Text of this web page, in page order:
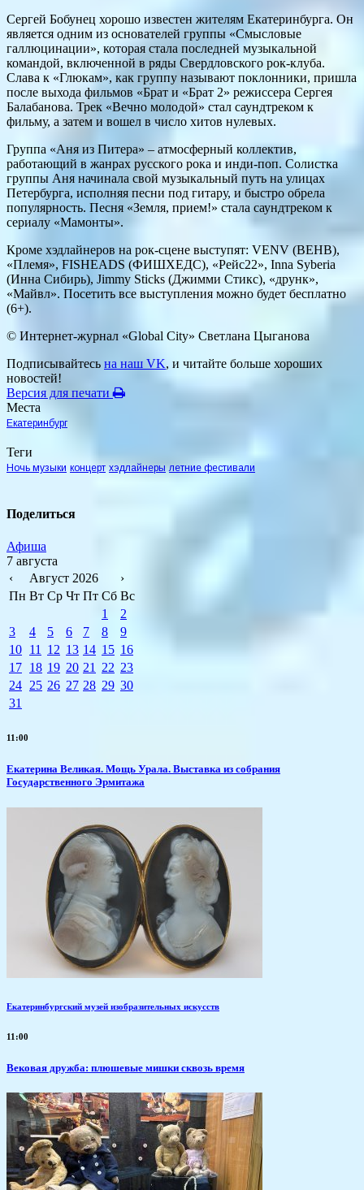
Сергей Бобунец хорошо известен жителям Екатеринбурга. Он
является одним из основателей группы «Смысловые
галлюцинации», которая стала последней музыкальной
командой, включенной в ряды Свердловского рок-клуба.
Слава к «Глюкам», как группу называют поклонники, пришла
после выхода фильмов «Брат и «Брат 2» режиссера Сергея
Балабанова. Трек «Вечно молодой» стал саундтреком к
фильму, а затем и вошел в число хитов нулевых.
Группа «Аня из Питера» – атмосферный коллектив,
работающий в жанрах русского рока и инди-поп. Солистка
группы Аня начинала свой музыкальный путь на улицах
Петербурга, исполняя песни под гитару, и быстро обрела
популярность. Песня «Земля, прием!» стала саундтреком к
сериалу «Мамонты».
Кроме хэдлайнеров на рок-сцене выступят: VENV (ВЕНВ),
«Племя», FISHEADS (ФИШХЕДС), «Рейс22», Inna Syberia
(Инна Сибирь), Jimmy Sticks (Джимми Стикс), «друнк»,
«Майвл». Посетить все выступления можно будет бесплатно
(6+).
© Интернет-журнал «Global City» Светлана Цыганова
Подписывайтесь на наш VK, и читайте больше хороших
новостей!
Версия для печати
Места
Екатеринбург
Теги
Ночь музыки концерт хэдлайнеры летние фестивали
Поделиться
Афиша
7 августа
‹
Август 2026
›
Пн Вт Ср Чт Пт Сб Вс
1
2
3
4 5 6 7 8
9
10 11 12 13 14 15 16
17 18 19 20 21 22 23
24 25 26 27 28 29 30
31
11:00
​Екатерина Великая. Мощь Урала. Выставка из собрания
Государственного Эрмитажа
Екатеринбургский музей изобразительных искусств
11:00
Вековая дружба: плюшевые мишки сквозь время